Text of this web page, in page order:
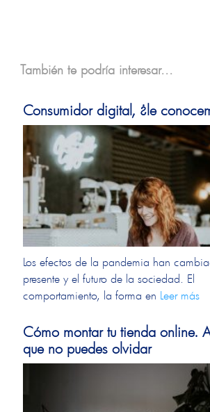
También te podría interesar...
Consumidor digital, ¿le
Los efectos de la pandemia han
presente y el futuro de la sociedad. El
comportamiento, la forma en Leer más
Cómo montar tu tienda online.
que no puedes olvidar